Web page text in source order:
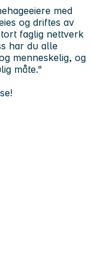
med
og driftes av
faglig nettverk
har du alle
menneskelig, og
måte."